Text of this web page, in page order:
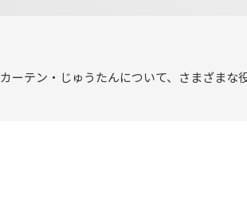
カーテン・じゅうたんについて、さまざまな